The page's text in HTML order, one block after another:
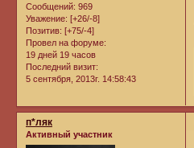
Сообщений: 969
Уважение: [+26/-8]
Позитив: [+75/-4]
Провел на форуме:
19 дней 19 часов
Последний визит:
5 сентября, 2013г. 14:58:43
п*ляк
Активный участник